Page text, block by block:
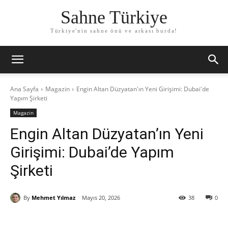
Sahne Türkiye
Türkiye'nin sahne önü ve arkası burda!
Ana Sayfa Magazin
Engin Altan Düzyatan'ın Yeni Girişimi: Dubai'de
Yapım Şirketi
Magazin
Engin Altan Düzyatan’ın Yeni
Girişimi: Dubai’de Yapım
Şirketi
By Mehmet Yılmaz Mayıs 20, 2026 0
38